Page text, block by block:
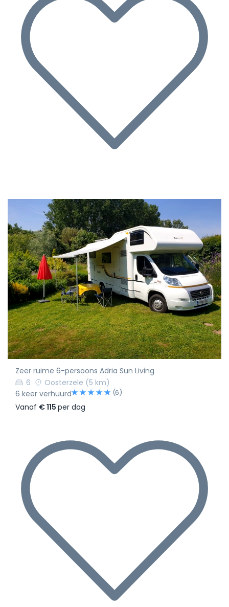
Zeer ruime 6-persoons Adria Sun Living
6
Oosterzele (5 km)
6 keer verhuurd
(6)
Vanaf € 115 per dag